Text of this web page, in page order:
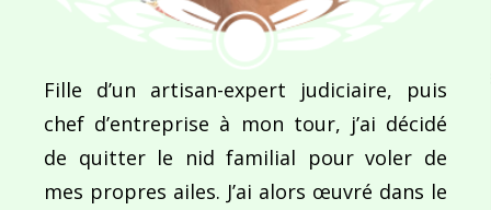
Ce site utilise Akismet pour réduire les
commentaires sont traitées
Fille d’un artisan-expert judiciaire, puis
chef d’entreprise à mon tour, j’ai décidé
de quitter le nid familial pour voler de
mes propres ailes. J’ai alors œuvré dans le